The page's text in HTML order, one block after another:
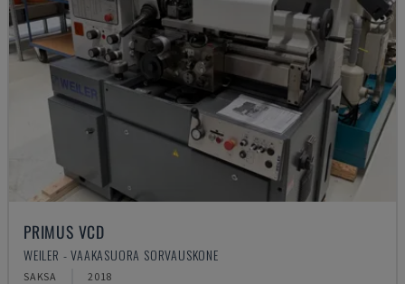
PRIMUS VCD
WEILER - VAAKASUORA SORVAUSKONE
SAKSA 2018